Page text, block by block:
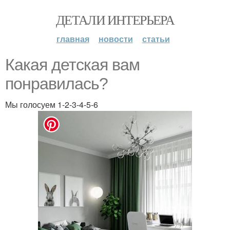
ДЕТАЛИ ИНТЕРЬЕРА
главная новости статьи
Какая детская вам
понравилась?
Мы голосуем 1-2-3-4-5-6